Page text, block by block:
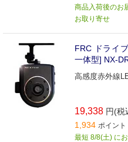
商品入荷後のお
お取り寄せ
FRC ドライ
一体型] NX-
高感度赤外線
19,338 円(税
1,934 ポイン
最短 8/8(土) に